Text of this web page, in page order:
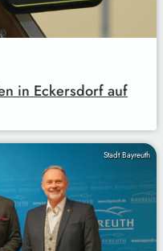
in Eckersdorf auf
Stadt Bayreuth